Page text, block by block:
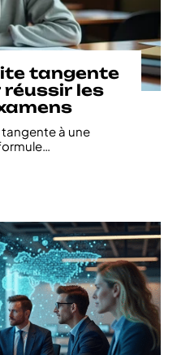
tangente
réussir les
à une
…